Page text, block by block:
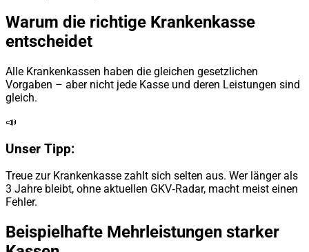
Warum die richtige Krankenkasse
entscheidet
Alle Krankenkassen haben die gleichen gesetzlichen
Vorgaben – aber nicht jede Kasse und deren Leistungen sind
gleich.
📣
Unser Tipp:
Treue zur Krankenkasse zahlt sich selten aus. Wer länger als
3 Jahre bleibt, ohne aktuellen GKV‑Radar, macht meist einen
Fehler.
Beispielhafte Mehrleistungen starker